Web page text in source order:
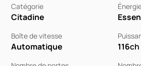
Catégorie
Citadine
Boîte de vitesse
Automatique 116ch